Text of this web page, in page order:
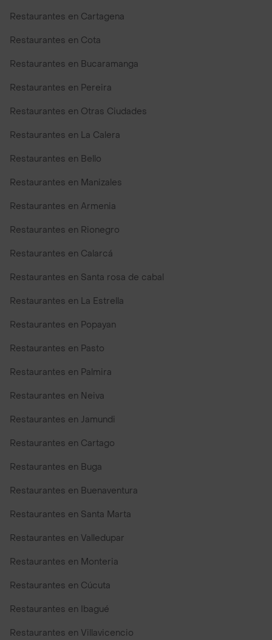
Restaurantes en Cartagena
Restaurantes en Cota
Restaurantes en Bucaramanga
Restaurantes en Pereira
Restaurantes en Otras Ciudades
Restaurantes en La Calera
Restaurantes en Bello
Restaurantes en Manizales
Restaurantes en Armenia
Restaurantes en Rionegro
Restaurantes en Calarcá
Restaurantes en Santa rosa de cabal
Restaurantes en La Estrella
Restaurantes en Popayan
Restaurantes en Pasto
Restaurantes en Palmira
Restaurantes en Neiva
Restaurantes en Jamundi
Restaurantes en Cartago
Restaurantes en Buga
Restaurantes en Buenaventura
Restaurantes en Santa Marta
Restaurantes en Valledupar
Restaurantes en Monteria
Restaurantes en Cúcuta
Restaurantes en Ibagué
Restaurantes en Villavicencio